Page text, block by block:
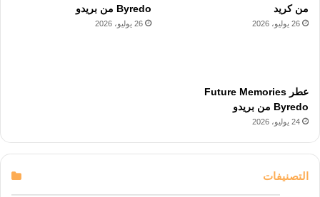
من كريد
26 يوليو، 2026
Byredo من بريدو
26 يوليو، 2026
عطر Future Memories
Byredo من بريدو
24 يوليو، 2026
التصنيفات